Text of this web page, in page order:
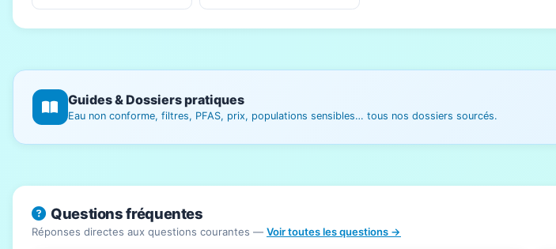
Guides & Dossiers pratiques
Eau non conforme, filtres, PFAS, prix, populations sensibles… tous nos dossiers sourcés.
Questions fréquentes
Réponses directes aux questions courantes — Voir toutes les questions →